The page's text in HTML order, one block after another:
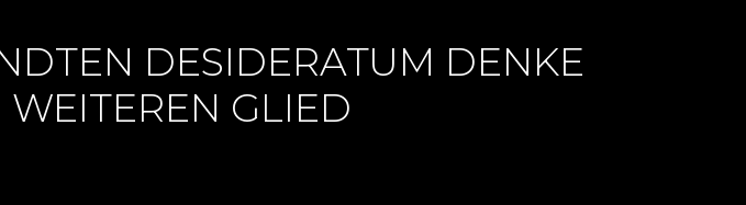
DESIDERATUM DENKE
GLIED